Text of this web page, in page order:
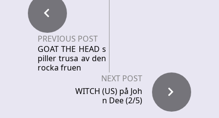
PREVIOUS POST
GOAT THE HEAD s
piller trusa av den
rocka fruen
NEXT POST
WITCH (US) på Joh
n Dee (2/5)